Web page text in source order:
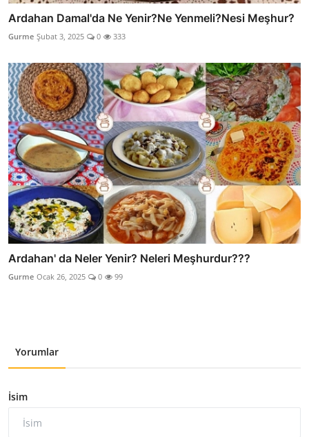
Ardahan Damal'da Ne Yenir?Ne Yenmeli?Nesi Meşhur?
Gurme Şubat 3, 2025 0 333
Ardahan' da Neler Yenir? Neleri Meşhurdur???
Gurme Ocak 26, 2025 0 99
Yorumlar
İsim